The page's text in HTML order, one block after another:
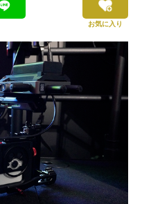
お気に入り